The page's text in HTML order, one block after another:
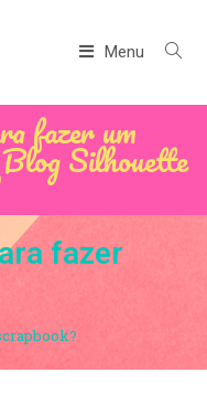
Menu
fazer um
Silhouette
fazer